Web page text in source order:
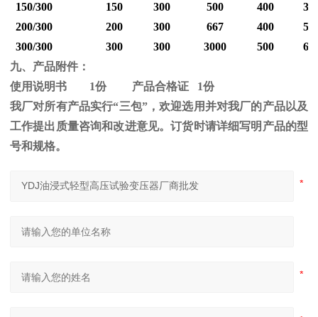
150/300
150 300 500 400
200/300
200 300 667 400
300/300
300 300 3000 500
九、产品附件：
使用说明书 1份 产品合格证 1份
我厂对所有产品实行“三包”，欢迎选用并对我厂的产品以及
工作提出质量咨询和改进意见。订货时请详细写明产品的型
号和规格。